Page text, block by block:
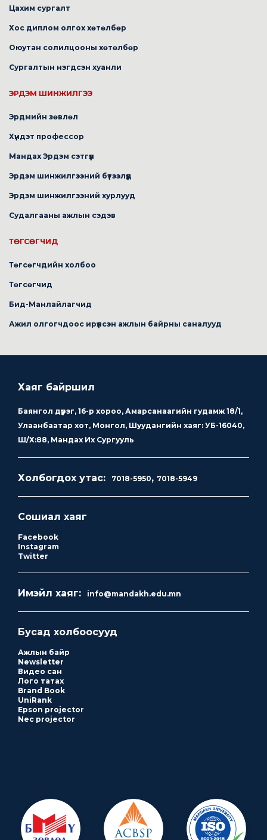
Цахим сургалт
Хос диплом олгох хөтөлбөр
Оюутан солилцооны хөтөлбөр
Сургалтын нэгдсэн хуанли
ЭРДЭМ ШИНЖИЛГЭЭ
Эрдмийн зөвлөл
Хүндэт профессор
Мандах Эрдэм сэтгүүл
Эрдэм шинжилгээний бүтээлүүд
Эрдэм шинжилгээний хурлууд
Судалгааны ажлын сэдэв
ТӨГСӨГЧИД
Төгсөгчдийн холбоо
Төгсөгчид
Бид-Манлайлагчид
Ажил олгогчдоос ирүүлсэн ажлын байрны саналууд
Хаяг байршил
Баянгол дүүрэг, 16-р хороо, Амарсанаагийн гудамж 18/1,
Улаанбаатар хот, Монгол, Шуудангийн хаяг: УБ-16040,
Ш/Х:88, Мандах Их Сургууль
Холбогдох утас: 7018-5950, 7018-5949
Сошиал хаяг
Facebook
Instagram
Twitter
Имэйл хаяг: info@mandakh.edu.mn
Бусад холбоосууд
Ажлын байр
Newsletter
Видео сан
Лого татах
Brand Book
UniRank
Epson projector
Nec projector